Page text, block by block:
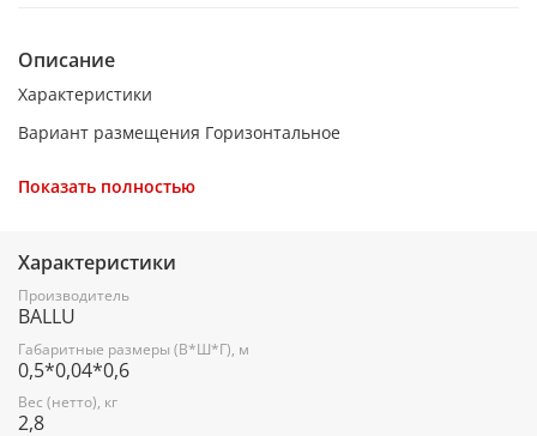
Описание
Характеристики
Вариант размещения Горизонтальное
Набор крепежных элементов в комплекте Нет
Область применения Универсальное оборудование
Потребительский класс Стандарт
Применение и соответствие Для крепления наружного
блока кондиционера
Показать полностью
Характеристики
Производитель
BALLU
Габаритные размеры (В*Ш*Г), м
0,5*0,04*0,6
Вес (нетто), кг
2,8